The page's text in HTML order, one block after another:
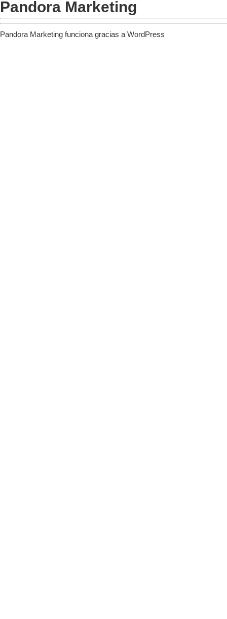
Pandora Marketing
Pandora Marketing funciona gracias a WordPress